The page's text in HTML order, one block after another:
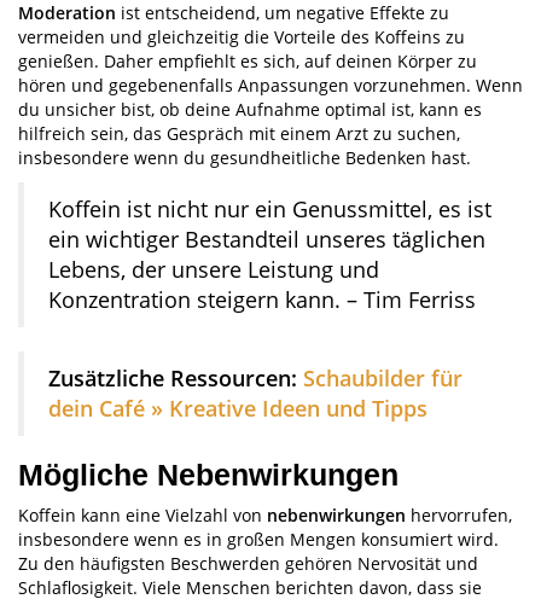
Moderation ist entscheidend, um negative Effekte zu
vermeiden und gleichzeitig die Vorteile des Koffeins zu
genießen. Daher empfiehlt es sich, auf deinen Körper zu
hören und gegebenenfalls Anpassungen vorzunehmen. Wenn
du unsicher bist, ob deine Aufnahme optimal ist, kann es
hilfreich sein, das Gespräch mit einem Arzt zu suchen,
insbesondere wenn du gesundheitliche Bedenken hast.
Koffein ist nicht nur ein Genussmittel, es ist
ein wichtiger Bestandteil unseres täglichen
Lebens, der unsere Leistung und
Konzentration steigern kann. – Tim Ferriss
Zusätzliche Ressourcen: Schaubilder für
dein Café » Kreative Ideen und Tipps
Mögliche Nebenwirkungen
Koffein kann eine Vielzahl von nebenwirkungen hervorrufen,
insbesondere wenn es in großen Mengen konsumiert wird.
Zu den häufigsten Beschwerden gehören Nervosität und
Schlaflosigkeit. Viele Menschen berichten davon, dass sie